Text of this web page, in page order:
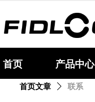
首页 产品中心
首页文章 ꄲ 联系